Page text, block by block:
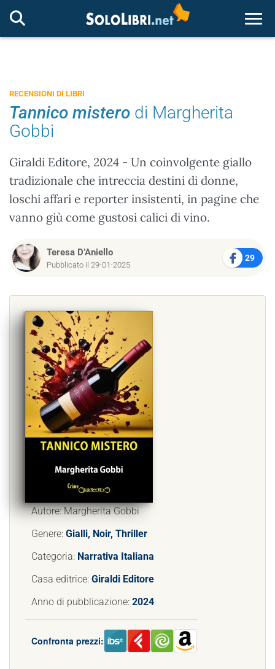
RECENSIONI DI LIBRI
Tannico mistero di Margherita
Gobbi
Giraldi Editore, 2024 - Un coinvolgente giallo
tradizionale che intreccia destini di donne,
loschi affari e reporter insistenti, in pagine che
vanno giù come gustosi calici di vino.
Teresa D’Aniello
Pubblicato il 29-01-2025
29
Autore: Margherita Gobbi
Genere: Gialli, Noir, Thriller
Categoria: Narrativa Italiana
Casa editrice: Giraldi Editore
Anno di pubblicazione: 2024
Confronta prezzi: